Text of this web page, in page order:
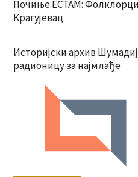
Почиње ЕСТАМ:
Крагујевац
Историјски архив
радионицу за најмлађе